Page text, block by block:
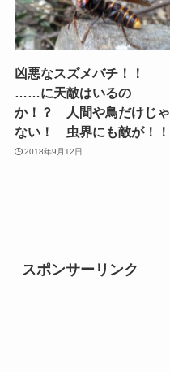
凶悪なスズメバチ！！
……に天敵はいるの
か！？ 人間や鳥だけじゃ
ない！ 虫界にも敵が！！
2018年9月12日
スポンサーリンク